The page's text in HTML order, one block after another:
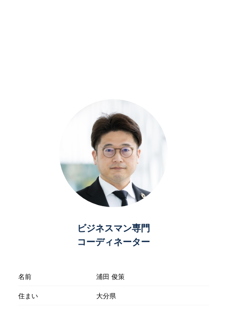
ビジネスマン専門
コーディネーター
名前
浦田 俊策
住まい
大分県